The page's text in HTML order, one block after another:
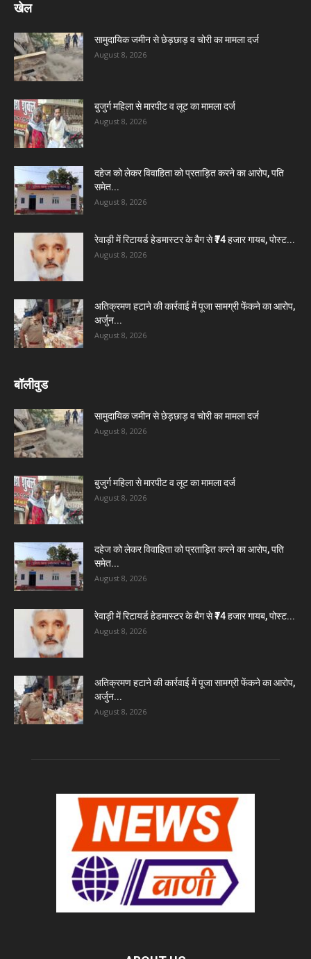
खेल
सामुदायिक जमीन से छेड़छाड़ व चोरी का मामला दर्ज
August 8, 2026
बुजुर्ग महिला से मारपीट व लूट का मामला दर्ज
August 8, 2026
दहेज को लेकर विवाहिता को प्रताड़ित करने का आरोप, पति
समेत...
August 8, 2026
रेवाड़ी में रिटायर्ड हेडमास्टर के बैग से ₹74 हजार गायब, पोस्ट...
August 8, 2026
अतिक्रमण हटाने की कार्रवाई में पूजा सामग्री फेंकने का आरोप,
अर्जुन...
August 8, 2026
बॉलीवुड
सामुदायिक जमीन से छेड़छाड़ व चोरी का मामला दर्ज
August 8, 2026
बुजुर्ग महिला से मारपीट व लूट का मामला दर्ज
August 8, 2026
दहेज को लेकर विवाहिता को प्रताड़ित करने का आरोप, पति
समेत...
August 8, 2026
रेवाड़ी में रिटायर्ड हेडमास्टर के बैग से ₹74 हजार गायब, पोस्ट...
August 8, 2026
अतिक्रमण हटाने की कार्रवाई में पूजा सामग्री फेंकने का आरोप,
अर्जुन...
August 8, 2026